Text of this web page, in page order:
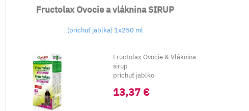
Fructolax Ovocie a vláknina SIRUP
(príchuť jablka) 1x250 ml
Fructolax Ovocie & Vláknina
sirup
príchuť jablko
...
13,37 €